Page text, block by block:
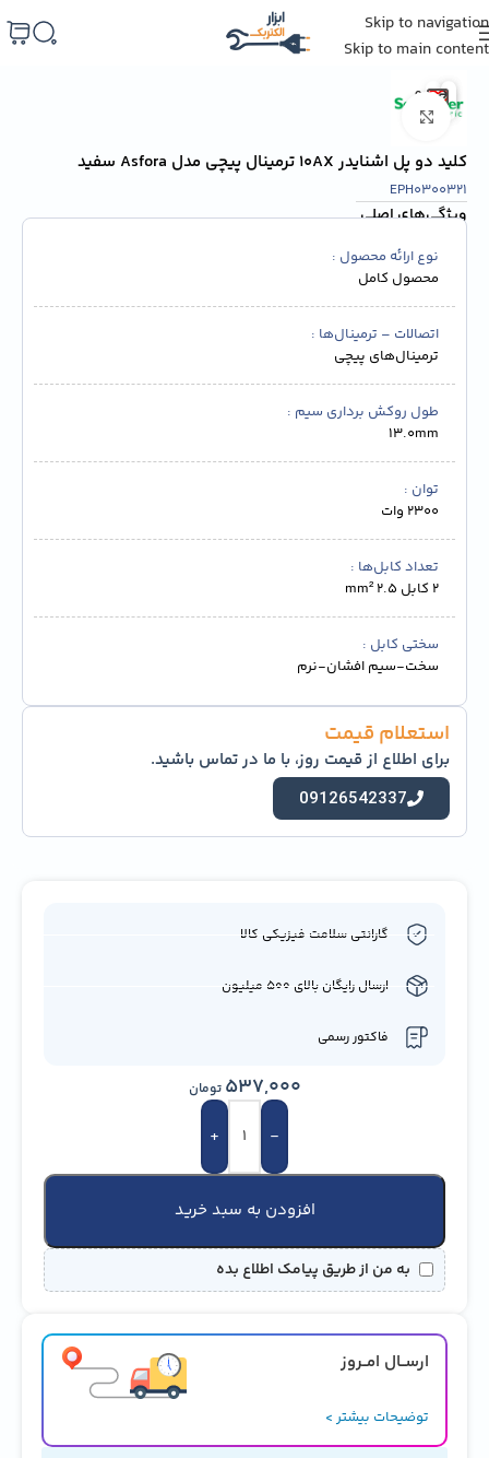
Skip to navigation
Skip to main content
خانه/کلید و پریز
کلید دو پل اشنایدر 10AX ترمینال پیچی مدل Asfora سفید
EPH0300321
ویژگی‌های اصلی
نوع ارائه محصول
محصول کامل
اتصالات – ترمینال‌ها
ترمینال‌های پیچی
طول روکش برداری سیم
13.0mm
توان
2300 وات
تعداد کابل‌ها
2 کابل 2.5 mm²
سختی کابل
سخت-سیم افشان-نرم
استعلام قیمت
برای اطلاع از قیمت روز، با ما در تماس باشید.
09126542337
برای بزرگنمایی کلیک کنید
گارانتی سلامت فیزیکی کالا
ارسال رایگان بالای 500 میلیون
فاکتور رسمی
537,000 تومان
-
+
افزودن به سبد خرید
به من از طریق پیامک اطلاع بده
ارســال امــروز
توضیحات بیشتر >